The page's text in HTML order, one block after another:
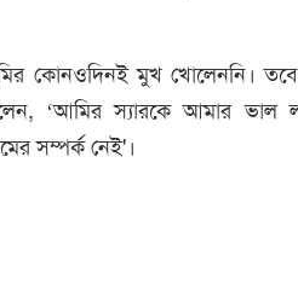
কোনওদিনই মুখ খোলেননি।
‘আমির স্যারকে আমার ভাল
সম্পর্ক নেই'।